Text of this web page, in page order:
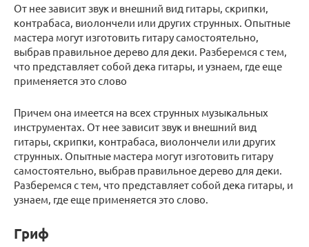
От нее зависит звук и внешний вид гитары, скрипки,
контрабаса, виолончели или других струнных. Опытные
мастера могут изготовить гитару самостоятельно,
выбрав правильное дерево для деки. Разберемся с тем,
что представляет собой дека гитары, и узнаем, где еще
применяется это слово
Причем она имеется на всех струнных музыкальных
инструментах. От нее зависит звук и внешний вид
гитары, скрипки, контрабаса, виолончели или других
струнных. Опытные мастера могут изготовить гитару
самостоятельно, выбрав правильное дерево для деки.
Разберемся с тем, что представляет собой дека гитары, и
узнаем, где еще применяется это слово.
Гриф